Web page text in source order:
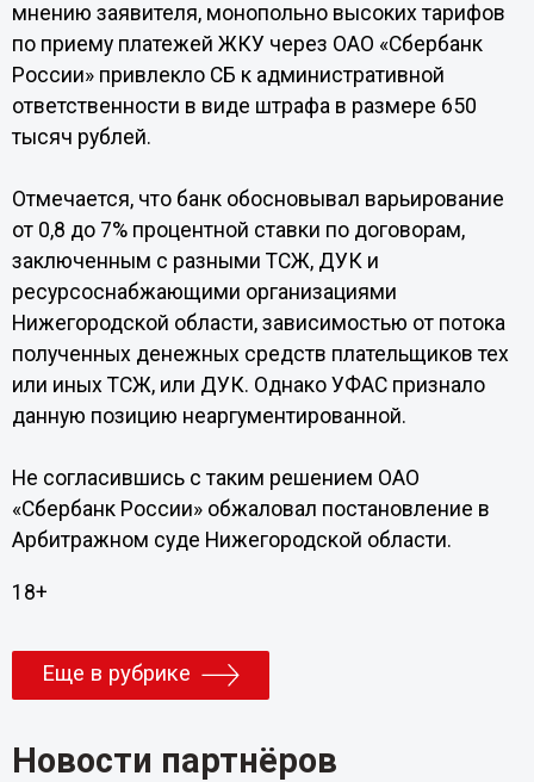
мнению заявителя, монопольно высоких тарифов
по приему платежей ЖКУ через ОАО «Сбербанк
России» привлекло СБ к административной
ответственности в виде штрафа в размере 650
тысяч рублей.
Отмечается, что банк обосновывал варьирование
от 0,8 до 7% процентной ставки по договорам,
заключенным с разными ТСЖ, ДУК и
ресурсоснабжающими организациями
Нижегородской области, зависимостью от потока
полученных денежных средств плательщиков тех
или иных ТСЖ, или ДУК. Однако УФАС признало
данную позицию неаргументированной.
Не согласившись с таким решением ОАО
«Сбербанк России» обжаловал постановление в
Арбитражном суде Нижегородской области.
18+
Еще в рубрике
Новости партнёров